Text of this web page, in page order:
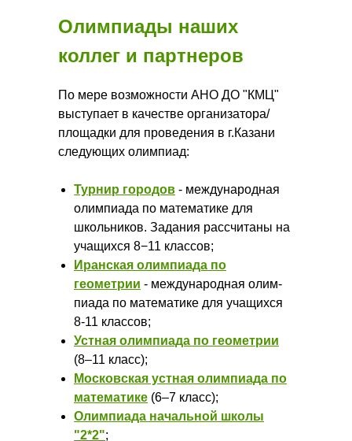
Олимпиады наших
коллег и партнеров
По мере возможности АНО ДО "КМЦ"
выступает в качестве организатора/
площадки для проведения в г.Казани
следующих олимпиад:
Турнир городов - меж­ду­народ­ная
олим­пи­ада по ма­тема­тике для
школь­ни­ков. Задания расс­чи­таны на
учащихся 8−11 классов;
Иранская олимпиада по
геометрии - меж­ду­народ­ная олим­
пи­ада по ма­тема­тике для учащихся
8-11 классов;
Устная олимпиада по геометрии
(8–11 класс);
Московская устная олимпиада по
математике (6–7 класс);
Олимпиада начальной школы
"2*2";